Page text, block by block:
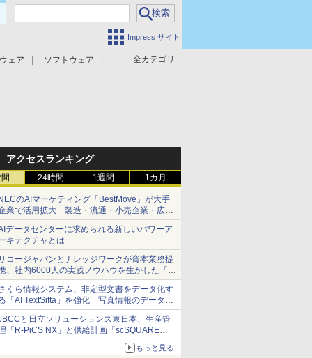
Impress サイト
全カテゴリ
ェア
ソフトウェア
アクセスランキング
24時間 1週間 1カ月
のAIマーケティング「BestMove」が大手
業で活用拡大 製造・流通・小売企業・広告
理店などが実装フェーズへ
データセンターに求められる新しいパワーア
キテクチャとは
コージャパンとナレッジワークが資本業務提
、社内6000人の実践ノウハウを生かした「AI
談記録 for RICOH」を展開へ
くら情報システム、非定型文書をデータ化す
「AI TextSifta」を強化 写真情報のデータ化
どに対応
と日立ソリューションズ東日本、生産管
「R-PiCS NX」と供給計画「scSQUARE
もっと見る